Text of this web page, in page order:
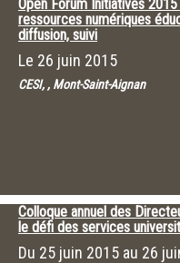
Open Forum Initiatives
ressources numériques
diffusion, suivi
Le 26 juin 2015
CESI, , Mont-Saint-Aignan
Colloque annuel des
le défi des services
Du 25 juin 2015 au 26